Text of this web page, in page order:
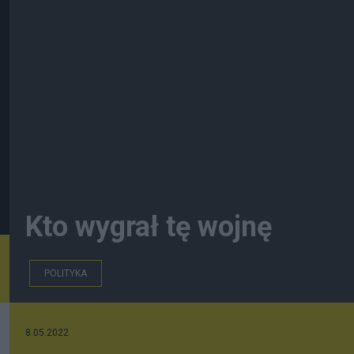
Kto wygrał tę wojnę
POLITYKA
8.05.2022